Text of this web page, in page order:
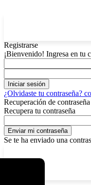
Registrarse
¡Bienvenido! Ingresa en tu
¿Olvidaste tu contraseña?
Recuperación de contraseña
Recupera tu contraseña
Se te ha enviado una